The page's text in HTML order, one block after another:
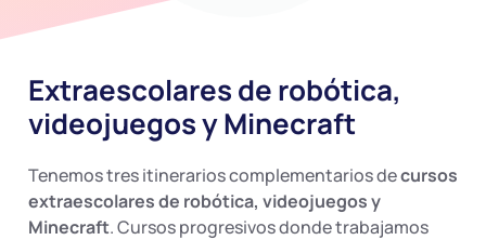
Extraescolares de robótica,
videojuegos y Minecraft
Tenemos tres itinerarios complementarios decursos
extraescolares de robótica, videojuegos y
Minecraft. Cursos progresivos donde trabajamos